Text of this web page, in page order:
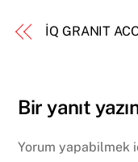
İQ GRANIT
Bir yanıt
Yorum yapabilmek